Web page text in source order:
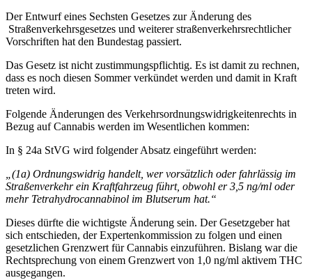
Der Entwurf eines Sechsten Gesetzes zur Änderung des
Straßenverkehrsgesetzes und weiterer straßenverkehrsrechtlicher
Vorschriften hat den Bundestag passiert.
Das Gesetz ist nicht zustimmungspflichtig. Es ist damit zu rechnen,
dass es noch diesen Sommer verkündet werden und damit in Kraft
treten wird.
Folgende Änderungen des Verkehrsordnungswidrigkeitenrechts in
Bezug auf Cannabis werden im Wesentlichen kommen:
In § 24a StVG wird folgender Absatz eingeführt werden:
„(1a) Ordnungswidrig handelt, wer vorsätzlich oder fahrlässig im
Straßenverkehr ein Kraftfahrzeug führt, obwohl er 3,5 ng/ml oder
mehr Tetrahydrocannabinol im Blutserum hat.“
Dieses dürfte die wichtigste Änderung sein. Der Gesetzgeber hat
sich entschieden, der Expertenkommission zu folgen und einen
gesetzlichen Grenzwert für Cannabis einzuführen. Bislang war die
Rechtsprechung von einem Grenzwert von 1,0 ng/ml aktivem THC
ausgegangen.